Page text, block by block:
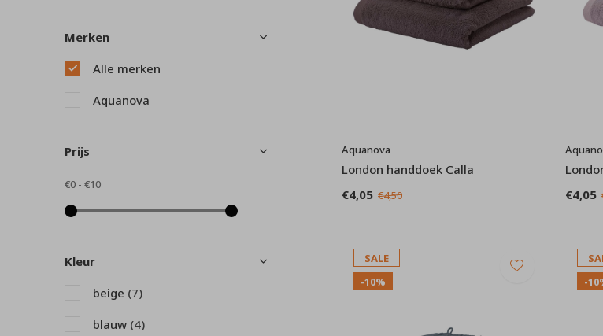
Aquanova
London handdoek Calla
€4,05 €4,50
€4,05
SALE
-10%
-
Merken
Alle merken
Aquanova
Prijs
€0 - €10
Kleur
beige (7)
blauw (4)